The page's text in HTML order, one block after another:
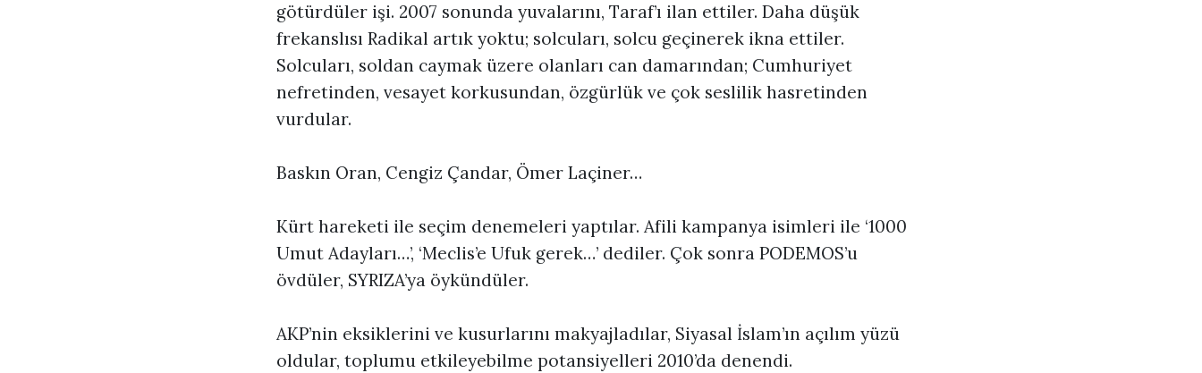
götürdüler işi. 2007 sonunda yuvalarını, Taraf’ı ilan ettiler. Daha düşük
frekanslısı Radikal artık yoktu; solcuları, solcu geçinerek ikna ettiler.
Solcuları, soldan caymak üzere olanları can damarından; Cumhuriyet
nefretinden, vesayet korkusundan, özgürlük ve çok seslilik hasretinden
vurdular.
Baskın Oran, Cengiz Çandar, Ömer Laçiner…
Kürt hareketi ile seçim denemeleri yaptılar. Afili kampanya isimleri ile ‘1000
Umut Adayları…’, ‘Meclis’e Ufuk gerek…’ dediler. Çok sonra PODEMOS’u
övdüler, SYRIZA’ya öykündüler.
AKP’nin eksiklerini ve kusurlarını makyajladılar, Siyasal İslam’ın açılım yüzü
oldular, toplumu etkileyebilme potansiyelleri 2010’da denendi.